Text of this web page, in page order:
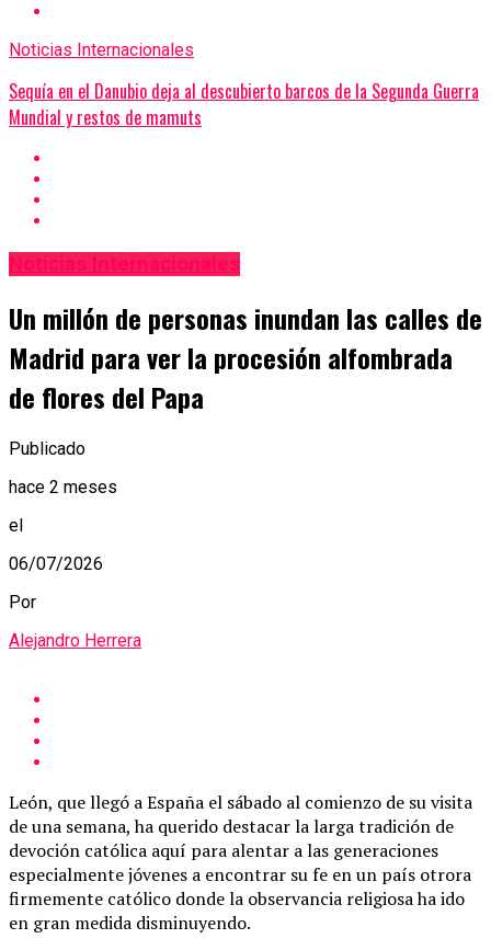
Noticias Internacionales
Sequía en el Danubio deja al descubierto barcos de la Segunda Guerra
Mundial y restos de mamuts
Noticias Internacionales
Un millón de personas inundan las calles de
Madrid para ver la procesión alfombrada
de flores del Papa
Publicado
hace 2 meses
el
06/07/2026
Por
Alejandro Herrera
León, que llegó a España el sábado al comienzo de su visita
de una semana, ha querido destacar la larga tradición de
devoción católica aquí para alentar a las generaciones
especialmente jóvenes a encontrar su fe en un país otrora
firmemente católico donde la observancia religiosa ha ido
en gran medida disminuyendo.